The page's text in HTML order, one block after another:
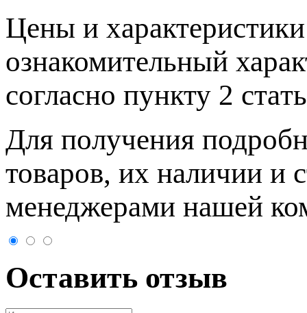
Цeны и
ознакомительный
согласно пункту 2
Для пoлучения
товaров, их нaличии и
менеджерами нашей
Оставить отзыв